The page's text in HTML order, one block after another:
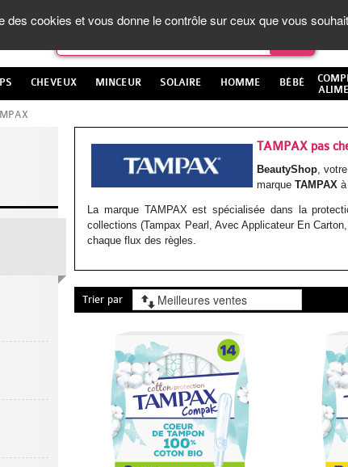
CHEVEUX MINCEUR SOLAIRE HOMME BÉBÉ
TAMPAX pas
BeautyShop,
marqueTAMPAX
La marque TAMPAX est spécialisée dans la
collections (Tampax Pearl, Avec Applicateur En
chaque flux des règles.
Trier par
des cookies et vous donne le contrôle sur ceux que vous